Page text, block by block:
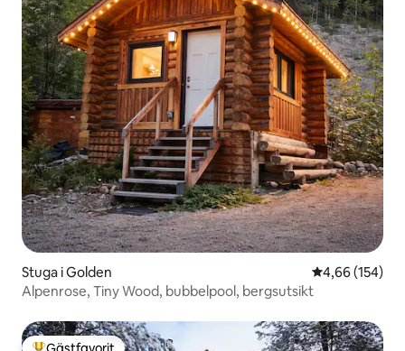
Stuga i Golden 4,66 av 5 i
4,66 (154)
Alpenrose, Tiny Wood, bubbelpool, bergsutsikt